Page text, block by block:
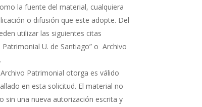
la fuente del material, cualquiera
o difusión que este adopte. Del
utilizar las siguientes citas
Patrimonial U. de Santiago” o Archivo
Patrimonial otorga es válido
en esta solicitud. El material no
sin una nueva autorización escrita y